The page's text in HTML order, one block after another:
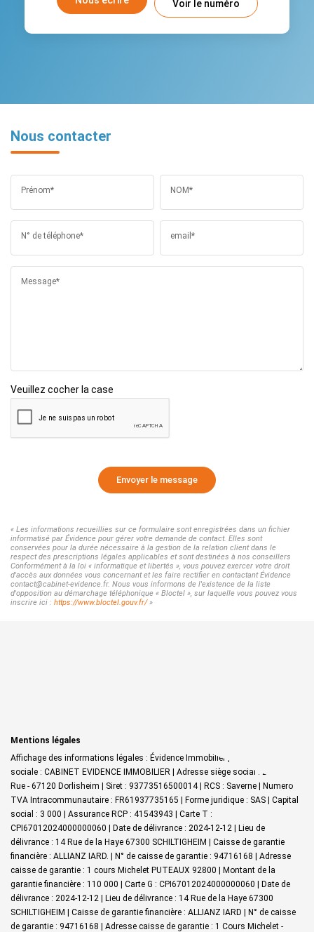
Voir le numéro
Nous contacter
Prénom* NOM*
N° de téléphone* email*
Message*
Veuillez cocher la case
Envoyer le message
« Les informations recueillies sur ce formulaire sont enregistrées dans un fichier
informatisé par Évidence pour gérer votre demande de contact. Elles sont
conservées pour la durée nécessaire à la gestion de la relation client dans le
respect des prescriptions légales applicables et sont destinées à nos conseillers
Conformément à la loi « informatique et libertés », vous pouvez exercer votre droit
d'accès aux données vous concernant et les faire rectifier en contactant Évidence
contact@cabinet-evidence.fr. Nous vous informons de l'existence de la liste
d'opposition au démarchage téléphonique « Bloctel », sur laquelle vous pouvez vous
inscrire ici : https://www.bloctel.gouv.fr/»
Mentions légales
Affichage des informations légales : Évidence Immobilier | Raison
sociale : CABINET EVIDENCE IMMOBILIER | Adresse siège social : 27 Grand
Rue - 67120 Dorlisheim | Siret : 93773516500014 | RCS : Saverne | Numero
TVA Intracommunautaire : FR61937735165 | Forme juridique : SAS | Capital
social : 3 000 | Assurance RCP : 41543943 | Carte T :
CPI67012024000000060 | Date de délivrance : 2024-12-12 | Lieu de
délivrance : 14 Rue de la Haye 67300 SCHILTIGHEIM | Caisse de garantie
financière : ALLIANZ IARD. | N° de caisse de garantie : 94716168 | Adresse
caisse de garantie : 1 cours Michelet PUTEAUX 92800 | Montant de la
garantie financière : 110 000 | Carte G : CPI67012024000000060 | Date de
délivrance : 2024-12-12 | Lieu de délivrance : 14 Rue de la Haye 67300
SCHILTIGHEIM | Caisse de garantie financière : ALLIANZ IARD | N° de caisse
de garantie : 94716168 | Adresse caisse de garantie : 1 Cours Michelet -